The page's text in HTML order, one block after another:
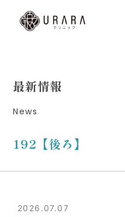
最新情報
News
192【後ろ】
2026.07.07